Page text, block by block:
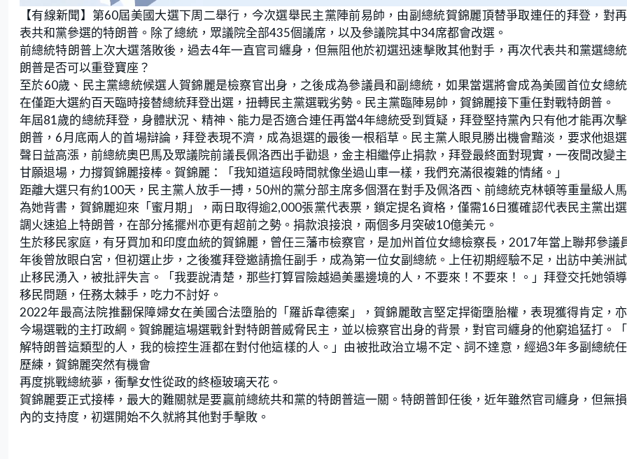
n
m
u
t
e
o
a
d
e
d
:
8
.
4
%
【有線新聞】第60屆美國大選下周二舉行，今次選舉民主黨陣前易帥，由副總統賀錦麗頂替爭取連任的拜登，對
表共和黨參選的特朗普。除了總統，眾議院全部435個議席，以及參議院其中34席都會改選。
前總統特朗普上次大選落敗後，過去4年一直官司纏身，但無阻他於初選迅速擊敗其他對手，再次代表共和黨選總
朗普是否可以重登寶座？
至於60歲、民主黨總統候選人賀錦麗是檢察官出身，之後成為參議員和副總統，如果當選將會成為美國首位女總
在僅距大選約百天臨時接替總統拜登出選，扭轉民主黨選戰劣勢。民主黨臨陣易帥，賀錦麗接下重任對戰特朗普。
年屆81歲的總統拜登，身體狀況、精神、能力是否適合連任再當4年總統受到質疑，拜登堅持黨內只有他才能再次
朗普，6月底兩人的首場辯論，拜登表現不濟，成為退選的最後一根稻草。民主黨人眼見勝出機會黯淡，要求他退
聲日益高漲，前總統奧巴馬及眾議院前議長佩洛西出手勸退，金主相繼停止捐款，拜登最終面對現實，一夜間改變
甘願退場，力撐賀錦麗接棒。賀錦麗：「我知道這段時間就像坐過山車一樣，我們充滿很複雜的情緒。」
距離大選只有約100天，民主黨人放手一搏，50州的黨分部主席多個潛在對手及佩洛西、前總統克林頓等重量級人
為她背書，賀錦麗迎來「蜜月期」，兩日取得逾2,000張黨代表票，鎖定提名資格，僅需16日獲確認代表民主黨出
調火速追上特朗普，在部分搖擺州亦更有超前之勢。捐款浪接浪，兩個多月突破10億美元。
生於移民家庭，有牙買加和印度血統的賀錦麗，曾任三藩市檢察官，是加州首位女總檢察長，2017年當上聯邦參議
年後曾放眼白宮，但初選止步，之後獲拜登邀請擔任副手，成為第一位女副總統。上任初期經驗不足，出訪中美洲
止移民湧入，被批評失言。「我要說清楚，那些打算冒險越過美墨邊境的人，不要來！不要來！。」拜登交托她領
移民問題，任務太棘手，吃力不討好。
2022年最高法院推翻保障婦女在美國合法墮胎的「羅訴韋德案」，賀錦麗敢言堅定捍衛墮胎權，表現獲得肯定，
今場選戰的主打政綱。賀錦麗這場選戰針對特朗普威脅民主，並以檢察官出身的背景，對官司纏身的他窮追猛打。
解特朗普這類型的人，我的檢控生涯都在對付他這樣的人。」由被批政治立場不定、詞不達意，經過3年多副總統
歷練，賀錦麗突然有機會
再度挑戰總統夢，衝擊女性從政的終極玻璃天花。
賀錦麗要正式接棒，最大的難關就是要贏前總統共和黨的特朗普這一關。特朗普卸任後，近年雖然官司纏身，但無
內的支持度，初選開始不久就將其他對手擊敗。